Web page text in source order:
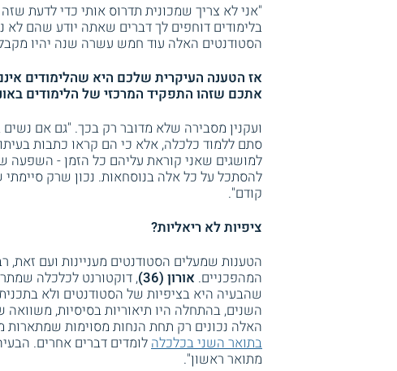
"אני לא צריך שמכונית תדרוס אותי כדי לדעת
בלימודים דוחפים לך דברים שאתה יודע שהם לא
הסטודנטים האלה עוד חמש עשרה שנה יהיו
אז הטענה העיקרית שלכם היא שהלימודים
אתכם שזהו התפקיד המרכזי של הלימודים
ועקנין מסבירה שלא מדובר רק בכך. "גם אם
סתם ללמוד כלכלה, אלא כי הם קראו כתבות
למושגים שאני קוראת עליהם כל הזמן - השפעה
להסתכל על כל אלה בנוסחאות. נכון שרק
קודם".
ציפיות לא ריאליות?
הטענות שמעלים הסטודנטים מעניינות ועם
המהפכניים. אורון (36)
, דוקטורנט לכלכלה
שהבעיה היא בציפיות של הסטודנטים ולא
השנים, בהתחלה היו תיאוריות בסיסיות,
האלה נכונים רק תחת הנחות מסוימות שמתארות
בתואר השני בכלכלהלומדים דברים אחרים.
מתואר ראשון".